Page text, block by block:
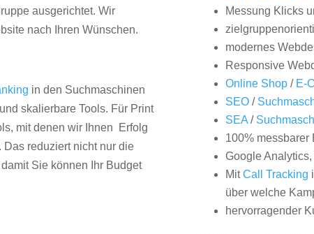
ausgerichtet. Wir
nach Ihren Wünschen.
in den Suchmaschinen
skalierbare Tools. Für Print
mit denen wir Ihnen Erfolg
reduziert nicht nur die
Sie können Ihr Budget
Messung Klicks
modernes
Responsive
Online Shop/ E-
SEO/
SEA/
100% messbarer
Google
MitCall Tracking
über welche
hervorragender